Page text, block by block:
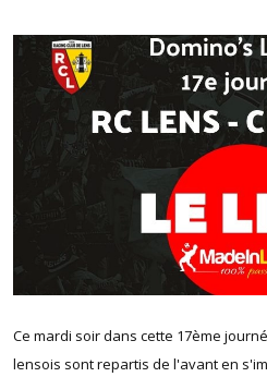
Ce mardi soir dans cette 17ème
lensois sont repartis de l'avant en